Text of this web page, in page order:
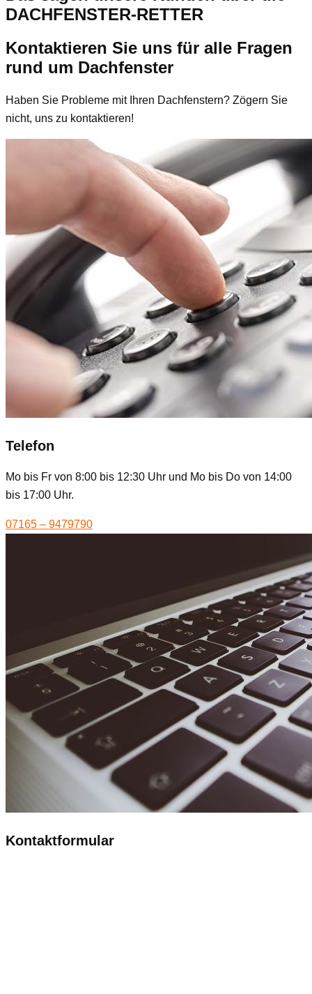
DACHFENSTER-RETTER
Kontaktieren Sie uns für alle Fragen
rund um Dachfenster
Haben Sie Probleme mit Ihren Dachfenstern? Zögern Sie
nicht, uns zu kontaktieren!
Telefon
Mo bis Fr von 8:00 bis 12:30 Uhr und Mo bis Do von 14:00
bis 17:00 Uhr.
07165 – 9479790
Kontaktformular